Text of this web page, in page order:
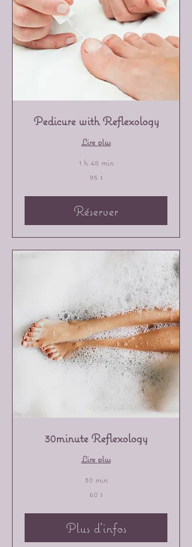
Pedicure with Reflexology
Lire plus
1 h 45 min
95 $
Réserver
30minute Reflexology
Lire plus
30 min
60 $
Plus d'infos